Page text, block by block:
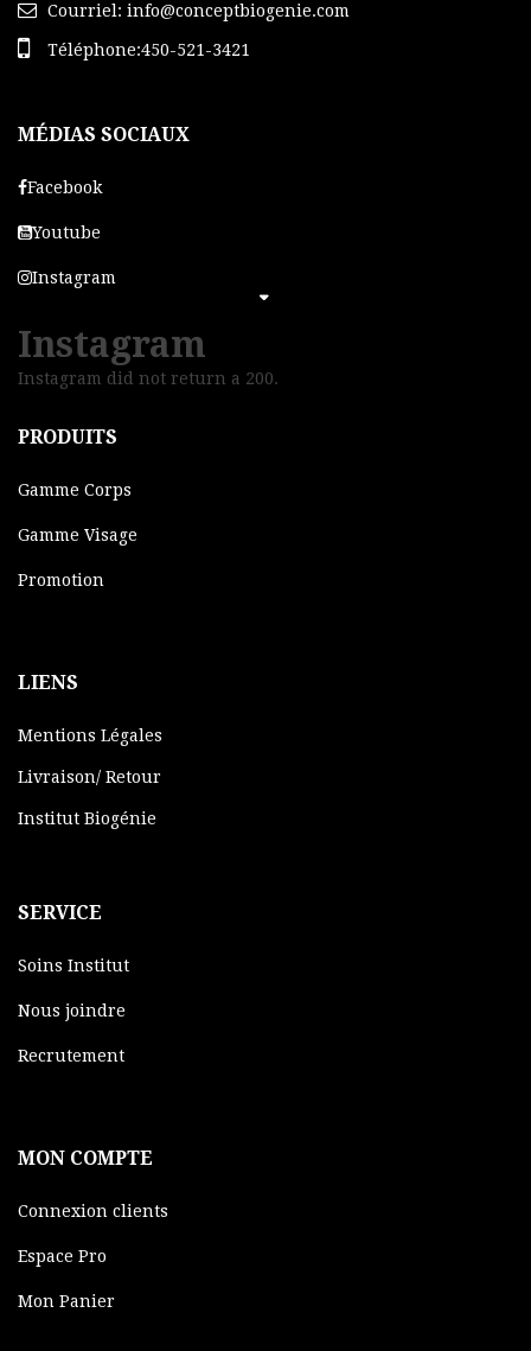
Courriel: info@conceptbiogenie.com
Téléphone:450-521-3421
MÉDIAS SOCIAUX
Facebook
Youtube
Instagram
Instagram
Instagram did not return a 200.
PRODUITS
Gamme Corps
Gamme Visage
Promotion
LIENS
Mentions Légales
Livraison/ Retour
Institut Biogénie
SERVICE
Soins Institut
Nous joindre
Recrutement
MON COMPTE
Connexion clients
Espace Pro
Mon Panier